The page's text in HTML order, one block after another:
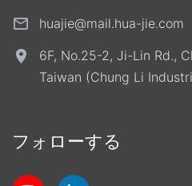
huajie@mail.hua-jie.com
6F, No.25-2, Ji-Lin Rd.,
Taiwan (Chung Li
フォローする